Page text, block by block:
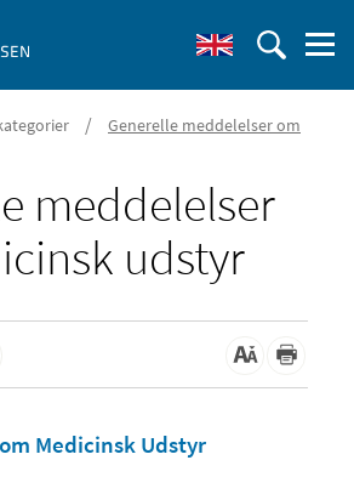
/
Generelle meddelelser om
meddelelser
udstyr
Medicinsk Udstyr